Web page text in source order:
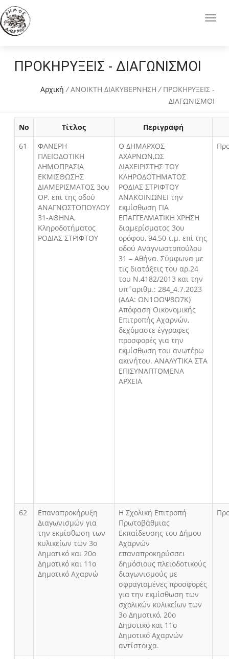
ΠΡΟΚΗΡΥΞΕΙΣ - ΔΙΑΓΩΝΙΣΜΟΙ
Αρχική /ΑΝΟΙΚΤΗ ΔΙΑΚΥΒΕΡΝΗΣΗ / ΠΡΟΚΗΡΥΞΕΙΣ -
ΔΙΑΓΩΝΙΣΜΟΙ
Νο Τίτλος Περιγραφή
61
ΦΑΝΕΡΗ
ΠΛΕΙΟΔΟΤΙΚΗ
ΔΗΜΟΠΡΑΣΙΑ
ΕΚΜΙΣΘΩΣΗΣ
ΔΙΑΜΕΡΙΣΜΑΤΟΣ 3ου
ΟΡ. επι της οδού
ΑΝΑΓΝΩΣΤΟΠΟΥΛΟΥ
31-ΑΘΗΝΑ,
Κληροδοτήματος
ΡΟΔΙΑΣ ΣΤΡΙΦΤΟΥ
Ο ΔΗΜΑΡΧΟΣ
ΑΧΑΡΝΩΝ,ΩΣ
ΔΙΑΧΕΙΡΙΣΤΗΣ ΤΟΥ
ΚΛΗΡΟΔΟΤΗΜΑΤΟΣ
ΡΟΔΙΑΣ ΣΤΡΙΦΤΟΥ
ΑΝΑΚΟΙΝΩΝΕΙ την
εκμίσθωση ΓΙΑ
ΕΠΑΓΓΕΛΜΑΤΙΚΗ ΧΡΗΣΗ
διαμερίσματος 3ου
ορόφου, 94,50 τ.μ. επί της
οδού Αναγνωστοπούλου
31 – Αθήνα. Σύμφωνα με
τις διατάξεις του αρ.24
του Ν.4182/2013 και την
υπ΄αριθμ.: 284_4.7.2023
(ΑΔΑ: ΩΝ1ΟΩΨ8Ω7Κ)
Απόφαση Οικονομικής
Επιτροπής Αχαρνών,
δεχόμαστε έγγραφες
προσφορές για την
εκμίσθωση του ανωτέρω
ακινήτου. ΑΝΑΛΥΤΙΚΑ ΣΤΑ
ΕΠΙΣΥΝΑΠΤΟΜΕΝΑ
ΑΡΧΕΙΑ
62
Επαναπροκήρυξη
Διαγωνισμών για
την εκμίσθωση των
κυλικείων των 3ο
Δημοτικό και 20ο
Δημοτικό και 11ο
Δημοτικό Αχαρνώ
Η Σχολική Επιτροπή
Πρωτοβάθμιας
Εκπαίδευσης του Δήμου
Αχαρνών
επαναπροκηρύσσει
δημόσιους πλειοδοτικούς
διαγωνισμούς με
σφραγισμένες προσφορές
για την εκμίσθωση των
σχολικών κυλικείων των
3ο Δημοτικό, 20ο
Δημοτικό και 11ο
Δημοτικό Αχαρνών
αντίστοιχα.